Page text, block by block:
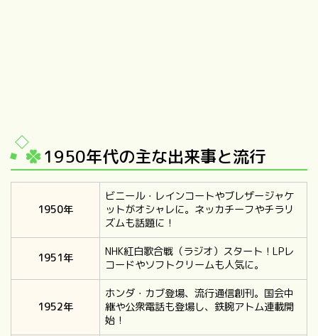
1950年代の主な出来事と流行
1950年
ビニール・レインコートやブレザージャケ
ットがオシャレに。ネッカチーフやチラリ
ズムも話題に！
1951年
NHK紅白歌合戦（ラジオ）スタート！LPレ
コードやソフトクリームも人気に。
1952年
ホンダ・カブ登場、流行通信創刊。国会中
継や公衆電話も登場し、鉄腕アトム連載開
始！